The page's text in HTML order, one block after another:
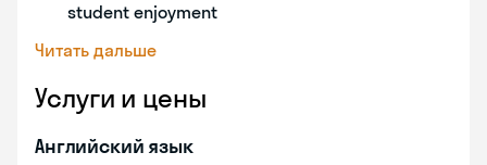
student enjoyment
Читать дальше
Услуги и цены
Английский язык